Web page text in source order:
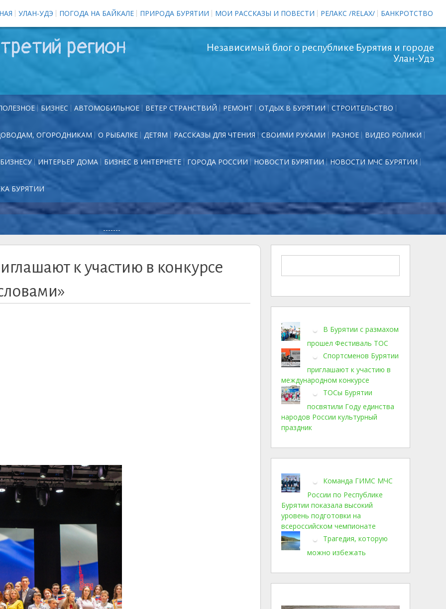
УЛАН-УДЭ ПОГОДА НА БАЙКАЛЕ ПРИРОДА БУРЯТИИ МОИ РАССКАЗЫ И ПОВЕСТИ РЕЛАКС /RELAX/ БАНКРОТСТВО
регион
Независимый блог о республике Бурятия и городе
Улан-Удэ
БИЗНЕС АВТОМОБИЛЬНОЕ ВЕТЕР СТРАНСТВИЙ РЕМОНТ ОТДЫХ В БУРЯТИИ СТРОИТЕЛЬСТВО
ОГОРОДНИКАМ О РЫБАЛКЕ ДЕТЯМ РАССКАЗЫ ДЛЯ ЧТЕНИЯ СВОИМИ РУКАМИ РАЗНОЕ ВИДЕО РОЛИКИ
БИЗНЕСУ ИНТЕРЬЕР ДОМА БИЗНЕС В ИНТЕРНЕТЕ ГОРОДА РОССИИ НОВОСТИ БУРЯТИИ НОВОСТИ МЧС БУРЯТИИ
БУРЯТИИ
-------
к участию в конкурсе
В Бурятии с размахом
прошел Фестиваль ТОС
Спортсменов Бурятии
приглашают к участию в
международном конкурсе
ТОСы Бурятии
посвятили Году единства
народов России культурный
праздник
Команда ГИМС МЧС
России по Республике
Бурятии показала высокий
уровень подготовки на
всероссийском чемпионате
Трагедия, которую
можно избежать